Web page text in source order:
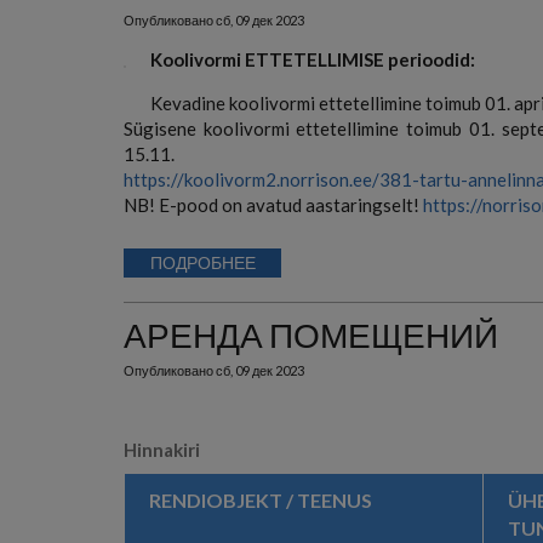
Опубликованосб, 09 дек 2023
Koolivormi ETTETELLIMISE perioodid:
Kevadine koolivormi ettetellimine toimub 01.
Sügisene koolivormi ettetellimine toimub 01.
15.11.
https://koolivorm2.norrison.ee/381-tartu-
NB! E-pood on avatud aastaringselt! https://
ПОДРОБНЕЕ
АРЕНДА ПОМЕЩЕНИЙ
Опубликованосб, 09 дек 2023
Hinnakiri
RENDIOBJEKT / TEENUS